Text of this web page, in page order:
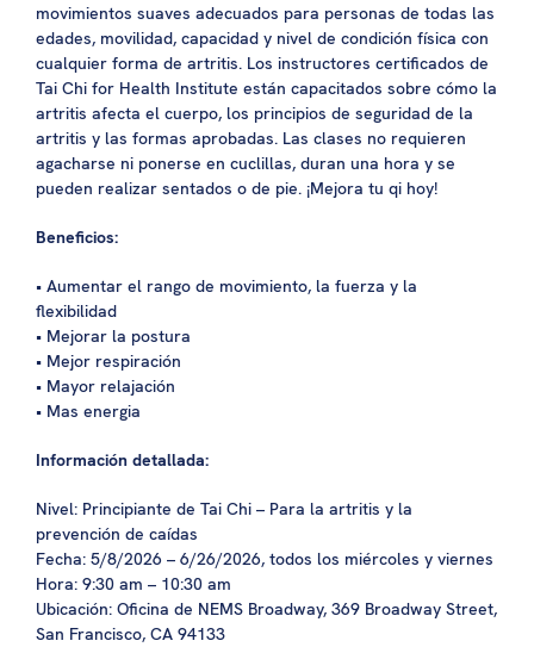
movimientos suaves adecuados para personas de todas las
edades, movilidad, capacidad y nivel de condición física con
cualquier forma de artritis. Los instructores certificados de
Tai Chi for Health Institute están capacitados sobre cómo la
artritis afecta el cuerpo, los principios de seguridad de la
artritis y las formas aprobadas. Las clases no requieren
agacharse ni ponerse en cuclillas, duran una hora y se
pueden realizar sentados o de pie. ¡Mejora tu qi hoy!
Beneficios:
• Aumentar el rango de movimiento, la fuerza y la
flexibilidad
• Mejorar la postura
• Mejor respiración
• Mayor relajación
• Mas energia
Información detallada:
Nivel: Principiante de Tai Chi – Para la artritis y la
prevención de caídas
Fecha: 5/8/2026 – 6/26/2026, todos los miércoles y viernes
Hora: 9:30 am – 10:30 am
Ubicación: Oficina de NEMS Broadway, 369 Broadway Street,
San Francisco, CA 94133